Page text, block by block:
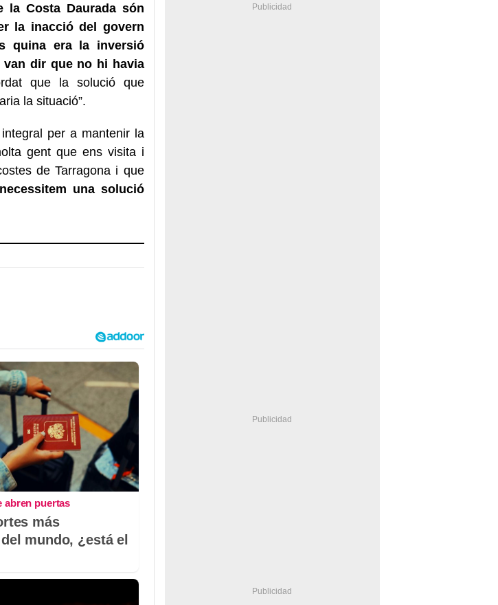
la Costa Daurada són
la inacció del govern
quina era la inversió
van dir que no hi havia
que la solució que
la situació”.
per a mantenir la
gent que ens visita i
de Tarragona i que
necessitem una solució
abren puertas
más
mundo, ¿está el